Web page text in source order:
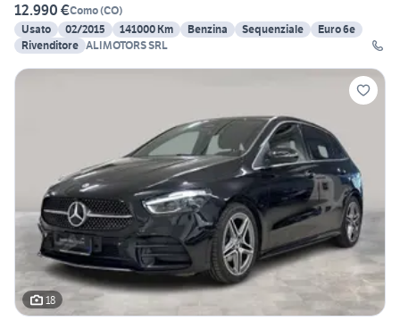
12.990 €Como(CO)
Usato
02/2015 141000 Km Benzina Sequenziale
Euro 6e
Rivenditore ALIMOTORS SRL
18